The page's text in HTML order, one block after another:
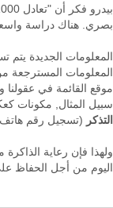
بيدرو فكر أن "تعادل 1000 ولا يحتاج التذكر لهذا سأتذكر كتسلسل 7,8,9 ". وهناك استراتيجية أخرى وهي
بصري. هناك دراسة
المعلومات الجديدة
المعلومات المسترجعة
موقع القائمة في عقولنا
سبيل المثال, مكونات
التذكر (تسجيل رقم هاتف
ولهذا فإن رعاية
اليوم من أجل الحفاظ